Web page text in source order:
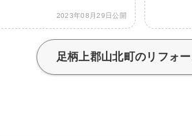
2023年08月29日公開
足柄上郡山北町のリフォー